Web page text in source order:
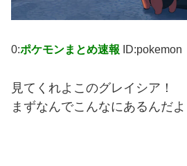
0:ポケモンまとめ速報 ID:pokemon
見てくれよこのグレイシア！
まずなんでこんなにあるんだよ